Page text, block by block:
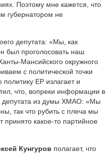
Поэтому мне кажется, что
губернатором не
депутата: «Мы, как
был проголосовать наш
Мансийского окружного
с политической точки
ЕР излагает и
что, вопреки информации в
депутата из думы ХМАО: «Мы
так что рубить с плеча мы
принято какое-то партийное
Кунгуров полагает, что